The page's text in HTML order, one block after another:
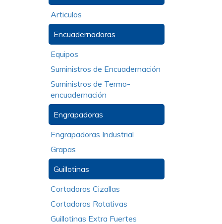
Articulos
Encuadernadoras
Equipos
Suministros de Encuadernación
Suministros de Termo-
encuadernación
Engrapadoras
Engrapadoras Industrial
Grapas
Guillotinas
Cortadoras Cizallas
Cortadoras Rotativas
Guillotinas Extra Fuertes